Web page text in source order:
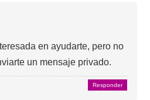
en ayudarte, pero no
un mensaje privado.
Responder